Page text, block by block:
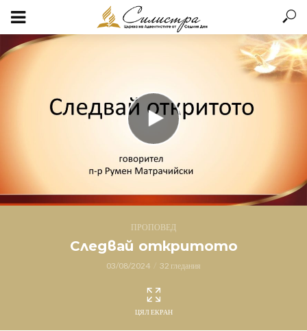
ПРОПОВЕД
Следвай откритото
03/08/2024 32 гледания
ЦЯЛ ЕКРАН